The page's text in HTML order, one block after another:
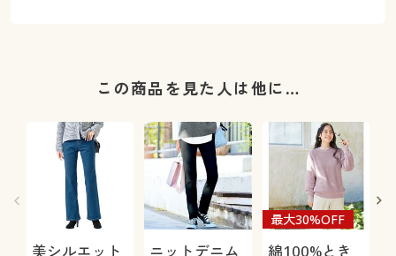
この商品を見た人は他に…
美シルエット ニットデニム 綿100%とき
最大30%OFF